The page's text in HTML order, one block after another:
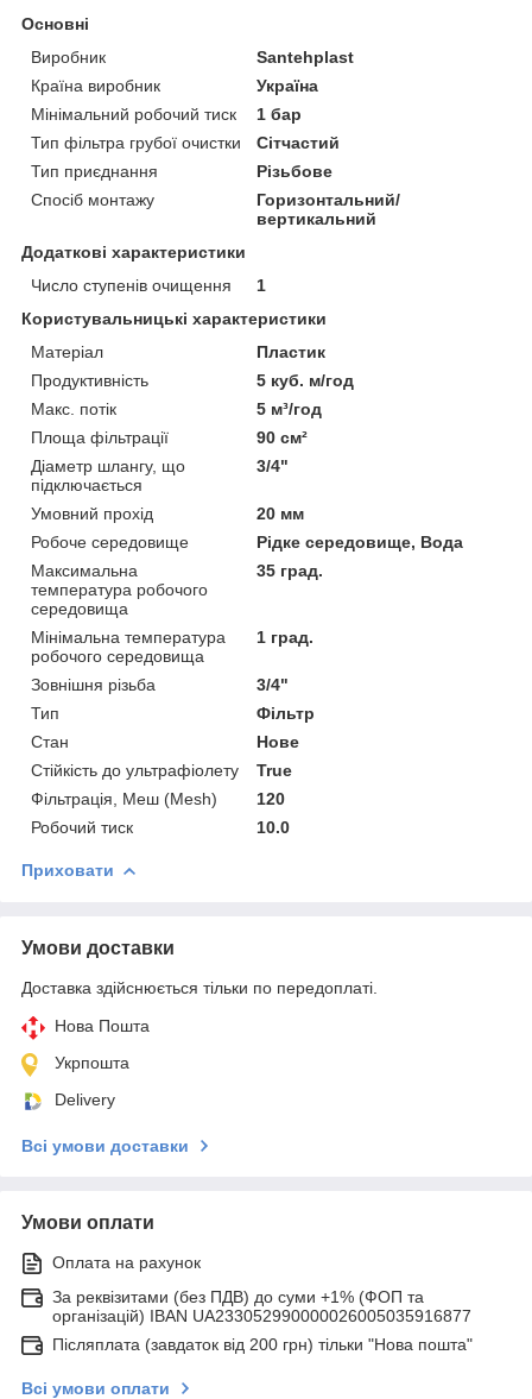
Основні
Виробник
Santehplast
Країна виробник
Україна
Мінімальний робочий тиск
1 бар
Тип фільтра грубої очистки
Сітчастий
Тип приєднання
Різьбове
Спосіб монтажу
Горизонтальний/
вертикальний
Додаткові характеристики
Число ступенів очищення
1
Користувальницькі характеристики
Матеріал
Пластик
Продуктивність
5 куб. м/год
Макс. потік
5 м³/год
Площа фільтрації
90 см²
Діаметр шлангу, що
підключається
3/4"
Умовний прохід
20 мм
Робоче середовище
Рідке середовище, Вода
Максимальна
температура робочого
середовища
35 град.
Мінімальна температура
робочого середовища
1 град.
Зовнішня різьба
3/4"
Тип
Фільтр
Стан
Нове
Стійкість до ультрафіолету
True
Фільтрація, Меш (Mesh)
120
Робочий тиск
10.0
Приховати
Умови доставки
Доставка здійснюється тільки по передоплаті.
Нова Пошта
Укрпошта
Delivery
Всі умови доставки
Умови оплати
Оплата на рахунок
За реквізитами (без ПДВ) до суми +1% (ФОП та
організацій) IBAN UA233052990000026005035916877
Післяплата (завдаток від 200 грн) тільки "Нова пошта"
Всі умови оплати